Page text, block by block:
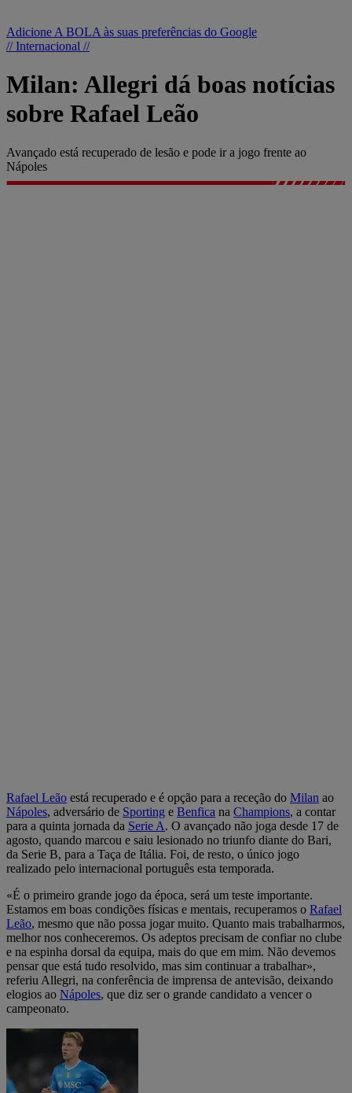
Adicione A BOLA às suas preferências do Google
// Internacional //
Milan: Allegri dá boas notícias
sobre Rafael Leão
Avançado está recuperado de lesão e pode ir a jogo frente ao
Nápoles
Rafael Leão está recuperado e é opção para a receção do Milan ao
Nápoles, adversário de Sporting e Benfica na Champions, a contar
para a quinta jornada da Serie A. O avançado não joga desde 17 de
agosto, quando marcou e saiu lesionado no triunfo diante do Bari,
da Serie B, para a Taça de Itália. Foi, de resto, o único jogo
realizado pelo internacional português esta temporada.
«É o primeiro grande jogo da época, será um teste importante.
Estamos em boas condições físicas e mentais, recuperamos o Rafael
Leão, mesmo que não possa jogar muito. Quanto mais trabalharmos,
melhor nos conheceremos. Os adeptos precisam de confiar no clube
e na espinha dorsal da equipa, mais do que em mim. Não devemos
pensar que está tudo resolvido, mas sim continuar a trabalhar»,
referiu Allegri, na conferência de imprensa de antevisão, deixando
elogios ao Nápoles, que diz ser o grande candidato a vencer o
campeonato.